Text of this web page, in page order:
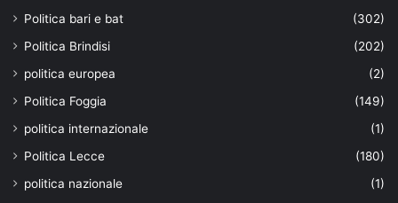
Politica bari e bat
(302)
Politica Brindisi
(202)
politica europea
(2)
Politica Foggia
(149)
politica internazionale
(1)
Politica Lecce
(180)
politica nazionale
(1)